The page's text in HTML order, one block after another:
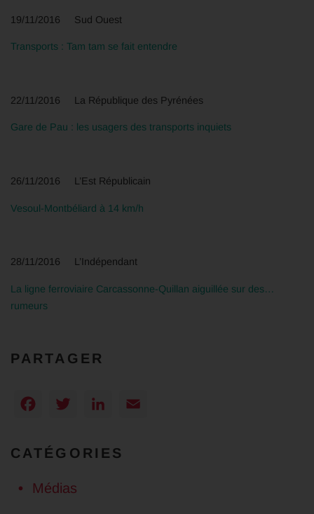
19/11/2016 Sud Ouest
Transports : Tam tam se fait entendre
22/11/2016 La République des Pyrénées
Gare de Pau : les usagers des transports inquiets
26/11/2016 L’Est Républicain
Vesoul-Montbéliard à 14 km/h
28/11/2016 L’Indépendant
La ligne ferroviaire Carcassonne-Quillan aiguillée sur des…
rumeurs
PARTAGER
Facebook
TwitterLinkedIn
CATÉGORIES
Médias